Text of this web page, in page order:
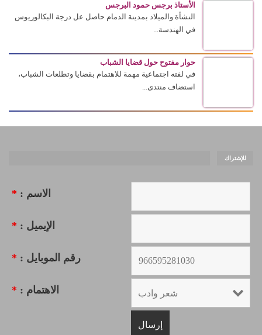
الأستاذ برجس حمود البرجس
النشأة والميلاد بمدينة الدمام حاصل عل درجة البكالوريوس
في الهندسة...
حوار مفتوح حول قضايا الشباب
في لفته اجتماعية مهمة للاهتمام بقضايا وتطلعات الشباب،
استضاف منتدى...
للإشتراك
الاسم : *
الإيميل : *
رقم الموبايل : *
الاهتمام : *